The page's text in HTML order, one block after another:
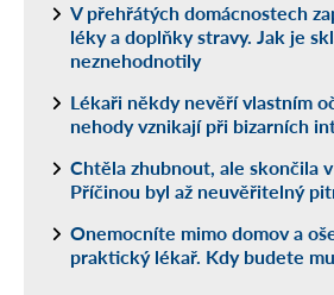
V přehřátých domácnostech
léky a doplňky stravy. Jak je
neznehodnotily
Lékaři někdy nevěří vlastním
nehody vznikají při bizarních
Chtěla zhubnout, ale skončila
Příčinou byl až neuvěřitelný
Onemocníte mimo domov a
praktický lékař. Kdy budete